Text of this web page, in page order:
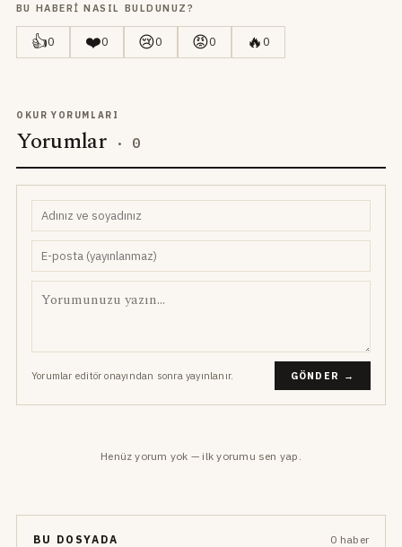
BU HABERI NASIL BULDUNUZ?
👍0 ❤️0 😢0 😡0 🔥0
OKUR YORUMLARI
Yorumlar · 0
Yorumlar editör onayından sonra yayınlanır. GÖNDER →
Henüz yorum yok — ilk yorumu sen yap.
BU DOSYADA 0 haber